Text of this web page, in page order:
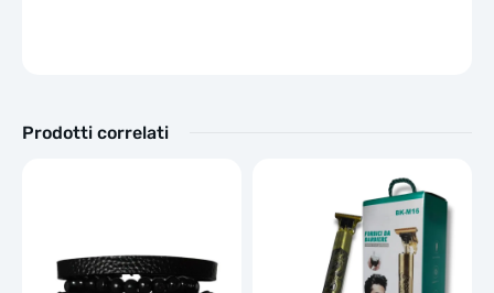
Prodotti correlati